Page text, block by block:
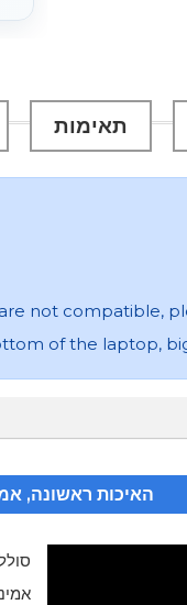
תאימות
are not
of the laptop,
האיכות ראשונה,